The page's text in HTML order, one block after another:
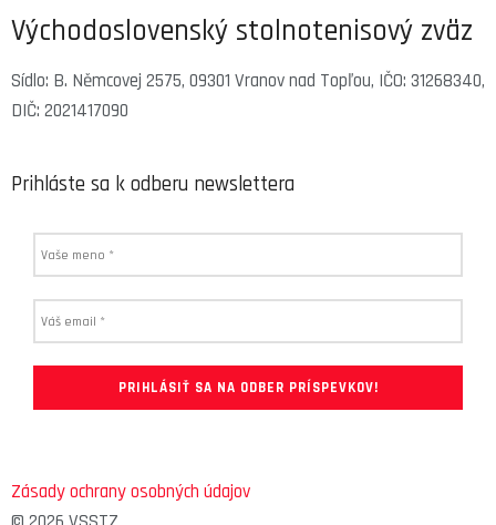
Východoslovenský stolnotenisový zväz
Sídlo: B. Němcovej 2575, 09301 Vranov nad Topľou, IČO: 31268340,
DIČ: 2021417090
Prihláste sa k odberu newslettera
Zásady ochrany osobných údajov